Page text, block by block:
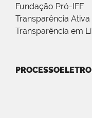
Fundação Pró-IFF
Transparência Ativa
Transparência em